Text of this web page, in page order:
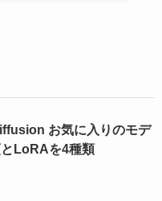
お気に入りのモデ
LoRAを4種類